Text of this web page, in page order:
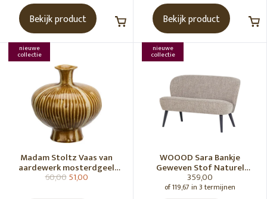
Bekijk product Bekijk product
nieuwe
collectie
Madam Stoltz Vaas van
aardewerk mosterdgeel
naturel
60,0051,00
nieuwe
collectie
WOOOD Sara Bankje
Geweven Stof Naturel
Melange [Fsc]
359,00
of 119,67 in 3 termijnen